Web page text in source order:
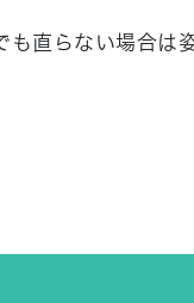
直らない場合は